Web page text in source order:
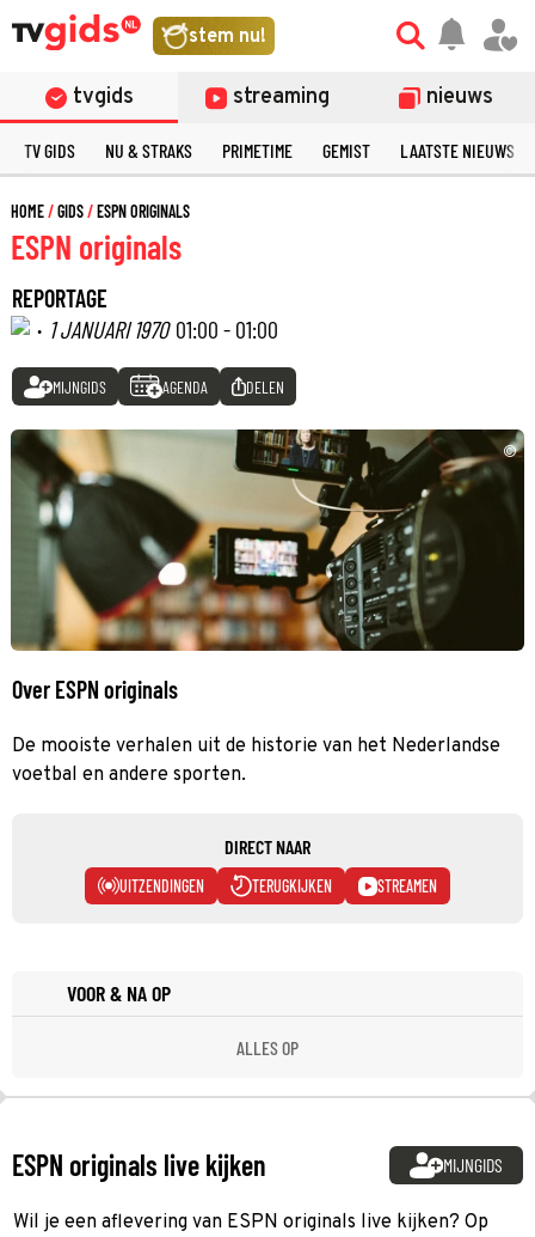
stem nu!
tvgids streaming nieuws
TV GIDS NU & STRAKS PRIMETIME GEMIST LAATSTE NIEUWS
HOME GIDS ESPN ORIGINALS
ESPN originals
REPORTAGE
· 1 JANUARI 1970 01:00 - 01:00
MIJNGIDS AGENDA DELEN
©
Over ESPN originals
De mooiste verhalen uit de historie van het Nederlandse
voetbal en andere sporten.
DIRECT NAAR
UITZENDINGEN TERUGKIJKEN STREAMEN
VOOR & NA OP
ALLES OP
ESPN originals live kijken MIJNGIDS
Wil je een aflevering van ESPN originals live kijken? Op